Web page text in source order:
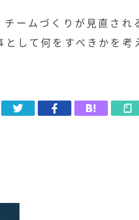
チームづくりが見直さ
して何をすべきかを